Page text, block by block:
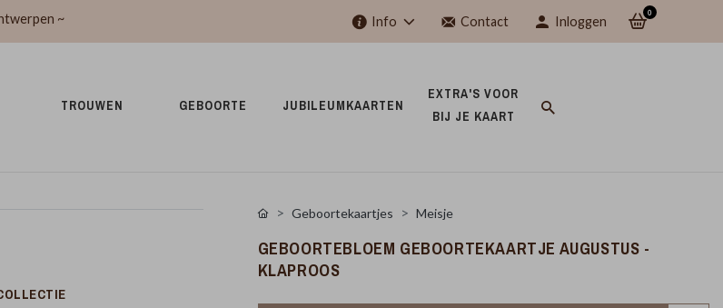
~ Info Contact Inloggen
0
TROUWEN GEBOORTE JUBILEUMKAARTEN
EXTRA'S VOOR
BIJ JE KAART
Geboortekaartjes Meisje
GEBOORTEBLOEM GEBOORTEKAARTJE AUGUSTUS -
KLAPROOS